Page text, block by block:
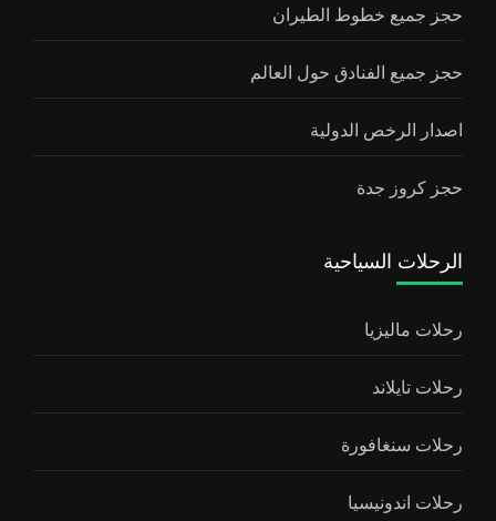
حجز جميع خطوط الطيران
حجز جميع الفنادق حول العالم
اصدار الرخص الدولية
حجز كروز جدة
الرحلات السياحية
رحلات ماليزيا
رحلات تايلاند
رحلات سنغافورة
رحلات اندونيسيا